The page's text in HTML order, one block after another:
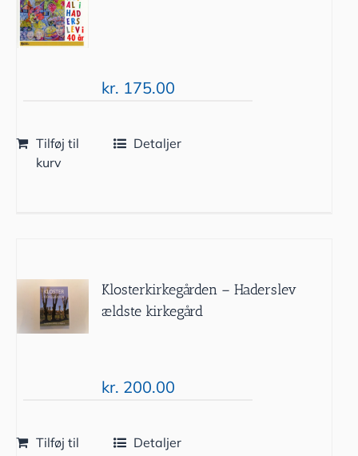
kr. 175.00
Tilføj til
kurv
Detaljer
Klosterkirkegården – Haderslev
ældste kirkegård
kr. 200.00
Tilføj til
Detaljer